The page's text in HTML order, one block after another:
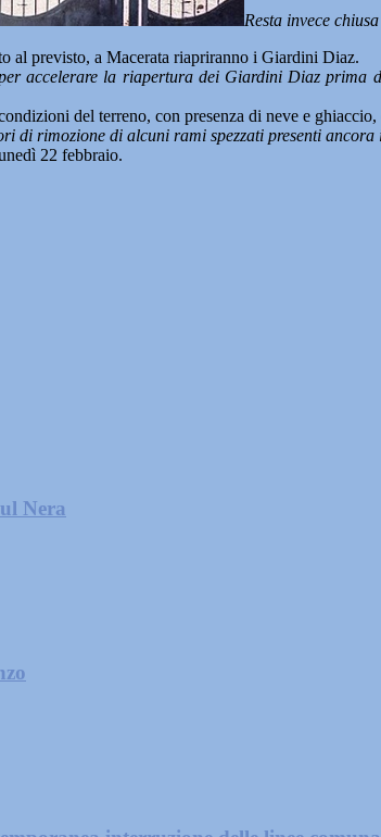
Resta invece
al previsto, a Macerata riapriranno i Giardini Diaz.
accelerare la riapertura dei Giardini Diaz prima
del terreno, con presenza di neve e ghiaccio,
di rimozione di alcuni rami spezzati presenti ancora
22 febbraio.
Nera